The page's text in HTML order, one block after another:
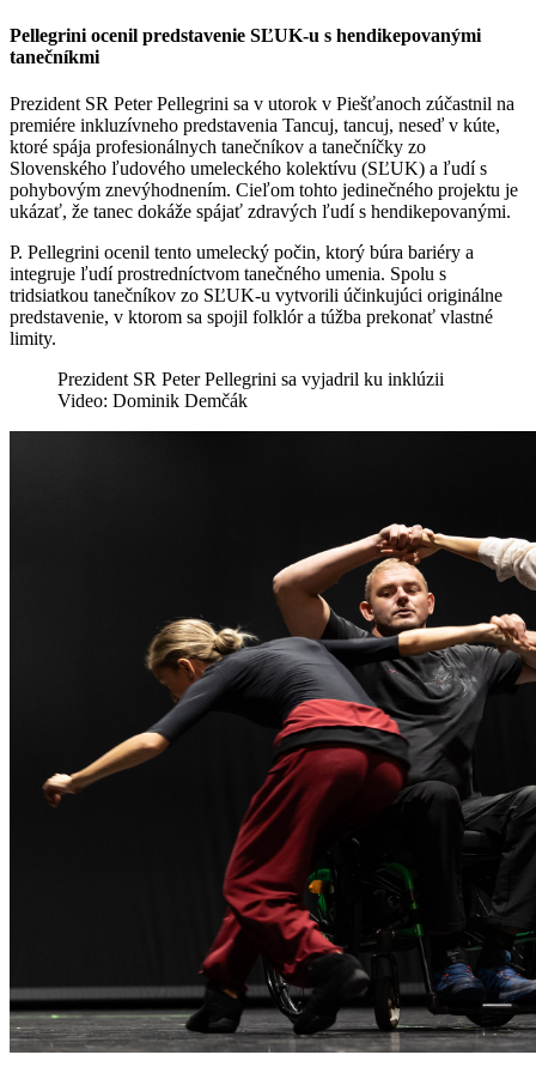
Pellegrini ocenil predstavenie SĽUK-u s hendikepovanými
tanečníkmi
Prezident SR Peter Pellegrini sa v utorok v Piešťanoch zúčastnil na
premiére inkluzívneho predstavenia Tancuj, tancuj, neseď v kúte,
ktoré spája profesionálnych tanečníkov a tanečníčky zo
Slovenského ľudového umeleckého kolektívu (SĽUK) a ľudí s
pohybovým znevýhodnením. Cieľom tohto jedinečného projektu je
ukázať, že tanec dokáže spájať zdravých ľudí s hendikepovanými.
P. Pellegrini ocenil tento umelecký počin, ktorý búra bariéry a
integruje ľudí prostredníctvom tanečného umenia. Spolu s
tridsiatkou tanečníkov zo SĽUK-u vytvorili účinkujúci originálne
predstavenie, v ktorom sa spojil folklór a túžba prekonať vlastné
limity.
Prezident SR Peter Pellegrini sa vyjadril ku inklúzii
Video: Dominik Demčák